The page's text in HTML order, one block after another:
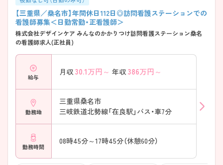
【三重県／桑名市】年間休日112日◎訪問看護ステーションでの
看護師募集＜日勤常勤・正看護師＞
株式会社デザインケア みんなのかかりつけ訪問看護ステーション桑名
の看護師求人(正社員)
給与
月収 30.1万円～ 年収 386万円～
勤務地
三重県桑名市
三岐鉄道北勢線「在良駅」バス・車7分
勤務時間
08時45分～17時45分（休憩60分）